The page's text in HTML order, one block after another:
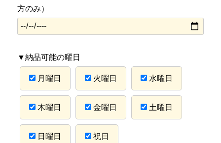
方のみ）
▼納品可能の曜日
月曜日 火曜日 水曜日
木曜日 金曜日 土曜日
日曜日 祝日